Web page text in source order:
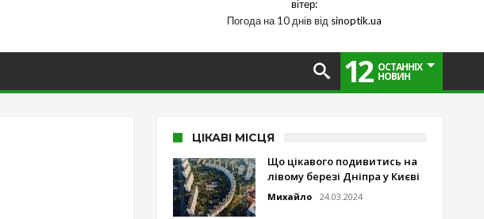
вітер:
Погода на 10 днів від sinoptik.ua
12 ОСТАННІХ
НОВИН
ЦІКАВІ МІСЦЯ
Що цікавого подивитись на
лівому березі Дніпра у Києві
Михайло 24.03.2024